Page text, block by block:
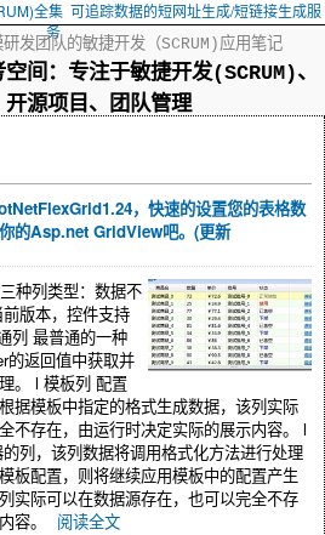
全集 可追踪数据的短网址生成/短链接生成服
务
间：专注于敏捷开发(SCRUM)、
开源项目、团队管理
研发团队的敏捷开发（SCRUM)应用笔记
，快速的设置您的表格数
的Asp.net GridView吧。(更新
种列类型：数据不
版本，控件支持
列 最普通的一种
的返回值中获取并
。 l 模板列 配置
据模板中指定的格式生成数据，该列实际
不存在，由运行时决定实际的展示内容。 l
列，该列数据将调用格式化方法进行处理
板配置，则将继续应用模板中的配置产生
实际可以在数据源存在，也可以完全不存
容。
阅读全文